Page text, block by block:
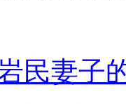
民妻子